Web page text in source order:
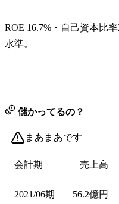
ROE 16.7%・自己資本比
水準。
儲かってるの？
まあまあです
会計期 売上高
2021/06期 56.2億円